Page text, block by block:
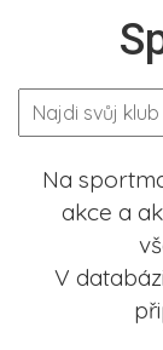
Na
akce a
V